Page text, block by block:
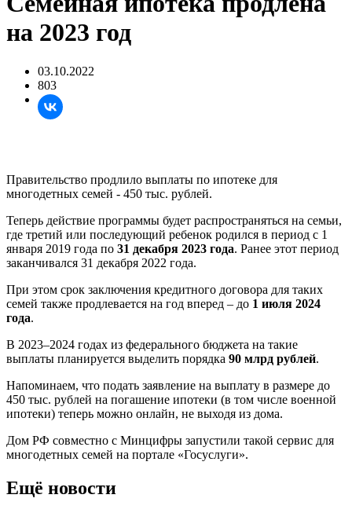
на 2023 год
03.10.2022
803
Правительство продлило выплаты по ипотеке для
многодетных семей - 450 тыс. рублей.
Теперь действие программы будет распространяться на семьи,
где третий или последующий ребенок родился в период с 1
января 2019 года по 31 декабря 2023 года. Ранее этот период
заканчивался 31 декабря 2022 года.
При этом срок заключения кредитного договора для таких
семей также продлевается на год вперед – до 1 июля 2024
года.
В 2023–2024 годах из федерального бюджета на такие
выплаты планируется выделить порядка 90 млрд рублей.
Напоминаем, что подать заявление на выплату в размере до
450 тыс. рублей на погашение ипотеки (в том числе военной
ипотеки) теперь можно онлайн, не выходя из дома.
Дом PФ совместно с Минцифры запустили такой сервис для
многодетных семей на портале «Госуслуги».
Ещё новости